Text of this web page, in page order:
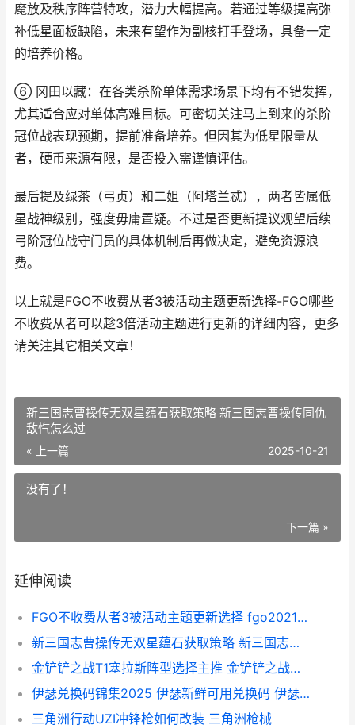
魔放及秩序阵营特攻，潜力大幅提高。若通过等级提高弥
补低星面板缺陷，未来有望作为副核打手登场，具备一定
的培养价格。
⑥ 冈田以藏：在各类杀阶单体需求场景下均有不错发挥，
尤其适合应对单体高难目标。可密切关注马上到来的杀阶
冠位战表现预期，提前准备培养。但因其为低星限量从
者，硬币来源有限，是否投入需谨慎评估。
最后提及绿茶（弓贞）和二姐（阿塔兰忒），两者皆属低
星战神级别，强度毋庸置疑。不过是否更新提议观望后续
弓阶冠位战守门员的具体机制后再做决定，避免资源浪
费。
以上就是FGO不收费从者3被活动主题更新选择-FGO哪些
不收费从者可以趁3倍活动主题进行更新的详细内容，更多
请关注其它相关文章！
新三国志曹操传无双星蕴石获取策略 新三国志曹操传同仇
敌忾怎么过
« 上一篇 2025-10-21
没有了！
下一篇 »
延伸阅读
FGO不收费从者3被活动主题更新选择 fgo2021免费获得从者
新三国志曹操传无双星蕴石获取策略 新三国志曹操传同仇敌忾怎么过
金铲铲之战T1塞拉斯阵型选择主推 金铲铲之战赛季
伊瑟兑换码锦集2025 伊瑟新鲜可用兑换码 伊瑟拉多久获得
三角洲行动UZI冲锋枪如何改装 三角洲枪械